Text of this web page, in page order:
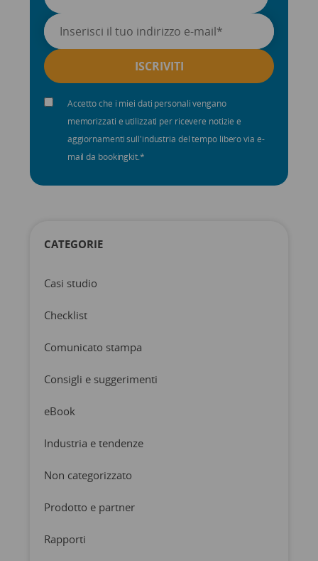
Accetto che i miei dati personali vengano
memorizzati e utilizzati per ricevere notizie e
aggiornamenti sull'industria del tempo libero via e-
mail da bookingkit.*
CATEGORIE
Casi studio
Checklist
Comunicato stampa
Consigli e suggerimenti
eBook
Industria e tendenze
Non categorizzato
Prodotto e partner
Rapporti